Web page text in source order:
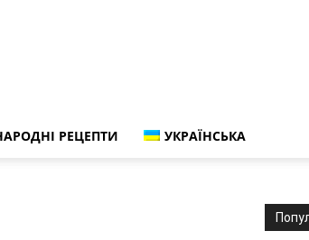
РЕЦЕПТИ УКРАЇНСЬКА